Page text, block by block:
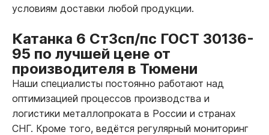
условиям доставки любой продукции.
Катанка 6 Ст3сп/пс ГОСТ 30136-
95 по лучшей цене от
производителя в Тюмени
Наши специалисты постоянно работают над
оптимизацией процессов производства и
логистики металлопроката в России и странах
СНГ. Кроме того, ведётся регулярный мониторинг